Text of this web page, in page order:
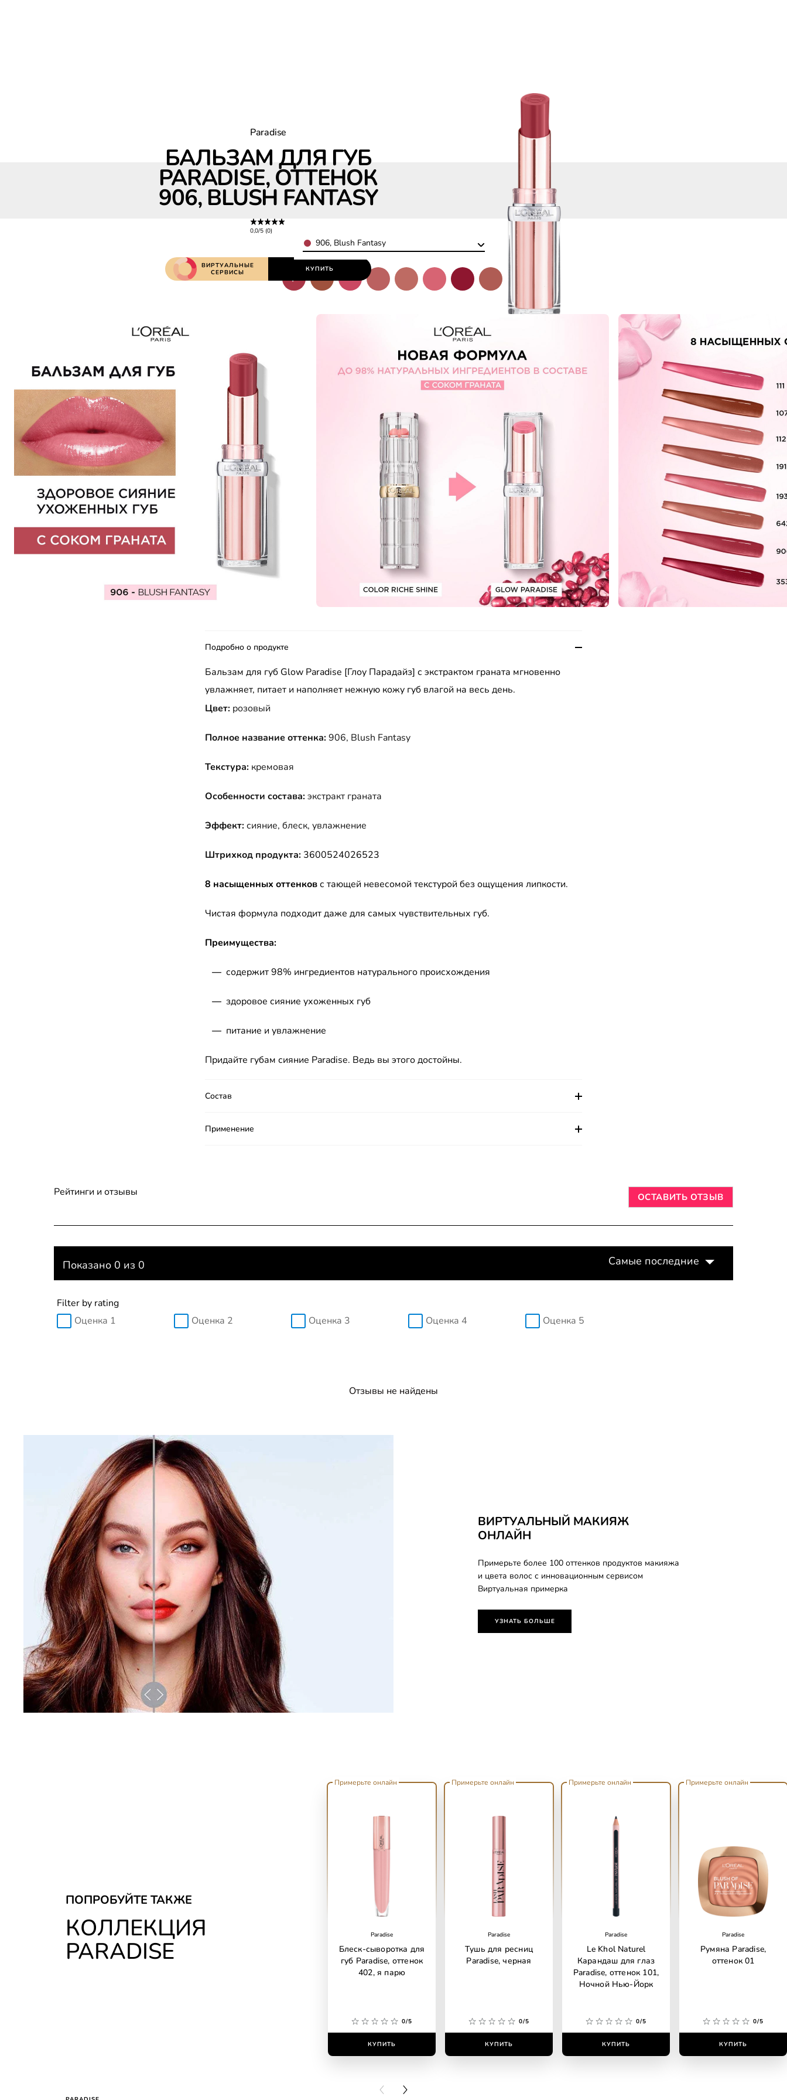
Paradise
БАЛЬЗАМ ДЛЯ ГУБ
PARADISE, ОТТЕНОК
906, BLUSH FANTASY
0,0/5 (0)
ВИРТУАЛЬНЫЕ
СЕРВИСЫ
КУПИТЬ
Color906, Blush Fantasy
Подробно о продукте
Бальзам для губ Glow Paradise [Глоу Парадайз] с экстрактом граната мгновенно
увлажняет, питает и наполняет нежную кожу губ влагой на весь день.
Цвет: розовый
Полное название оттенка:906, Blush Fantasy
Текстура: кремовая
Особенности состава:экстракт граната
Эффект:сияние, блеск, увлажнение
Штрихкод продукта: 3600524026523
8 насыщенных оттенковс тающей невесомой текстурой без ощущения липкости.
Чистая формула подходит даже для самых чувствительных губ.
Преимущества:
— содержит 98% ингредиентов натурального происхождения
— здоровое сияние ухоженных губ
— питание и увлажнение
Придайте губам сияние Paradise. Ведь вы этого достойны.
Состав
Применение
Рейтинги и отзывы ОСТАВИТЬ ОТЗЫВ
Показано 0 из 0 Самые последние
Filter by rating
Оценка 1
Оценка 2 Оценка 3 Оценка 4 Оценка 5
Отзывы не найдены
ВИРТУАЛЬНЫЙ МАКИЯЖ
ОНЛАЙН
Примерьте более 100 оттенков продуктов макияжа
и цвета волос с инновационным сервисом
Виртуальная примерка
УЗНАТЬ БОЛЬШЕ
КОЛЛЕКЦИЯ
PARADISE
ПОПРОБУЙТЕ ТАКЖЕ
Примерьте онлайн
Paradise
Блеск-сыворотка для
губ Paradise, оттенок
402, я парю
0/5
КУПИТЬ
Примерьте онлайн
Paradise
Тушь для ресниц
Paradise, черная
0/5
КУПИТЬ
Примерьте онлайн
Paradise
Le Khol Naturel
Карандаш для глаз
Paradise, оттенок 101,
Ночной Нью-Йорк
0/5
КУПИТЬ
Примерьте онлайн
Paradise
Румяна Paradise,
оттенок 01
0/5
КУПИТЬ
PREVIOUS CARD
NEXT CARD
Бальзам для губ Paradise, оттенок 906, Blush Fantasy